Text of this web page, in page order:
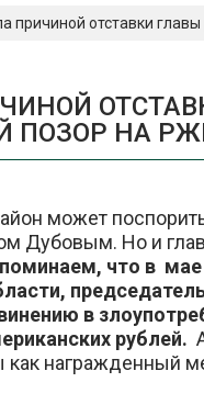
причиной отставки
ПОЗОР НА
может
Дубовым. Но и
что в мае
в
рублей.
награжденный